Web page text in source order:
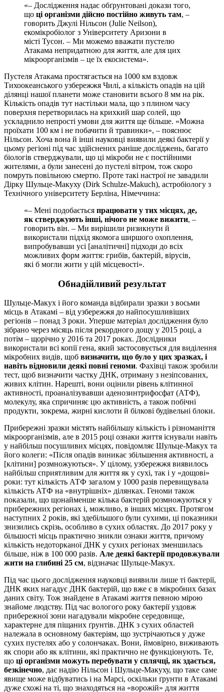
«– Дослідження надає обґрунтовані докази того,
що ці організми дійсно постійно живуть там, –
говорить Джулі Нільсон (Julie Neilson),
екомікробіолог з Університету Аризони в
місті Тусон. – Ми можемо вважати пустелю
Атакама непридатною для життя, але для цих
мікроорганізмів – це їх екосистема».
Пустеля Атакама простягається на 1000 км вздовж
Тихоокеанського узбережжя Чилі, а кількість опадів на цій
ділянці нашої планети може становити всього 8 мм на рік.
Кількість опадів тут настільки мала, що з плином часу
поверхня перетворилась на крихкий шар солей, що
ускладнило непрості умови для життя ще більше. «Можна
проїхати 100 км і не побачити й травинки», – пояснює
Нільсон. Хоча вона й інші науковці виявили деякі бактерії у
цьому регіоні під час здійснених раніше досліджень, багато
біологів стверджували, що ці мікроби не є постійними
жителями, а були занесені до пустелі вітром, тож скоро
помруть повільною смертю. Проте такі настрої не завадили
Дірку Шульце-Макуху (Dirk Schulze-Makuch), астробіологу з
Технічного університету Берліна, Німеччина:
«– Мені подобається працювати у тих місцях, де,
як стверджують інші, нічого не може вижити, –
говорить він. – Ми вирішили ризикнути й
використали підхід якомога ширшого охоплення,
випробувавши усі [аналітичні] підходи до всіх
можливих форм життя: грибів, бактерій, вірусів,
які б могли жити у цій місцевості».
Обнадійливий результат
Шульце-Макух і його команда відбирали зразки з восьми
місць в Атакамі – від узбережжя до найпосушливіших
регіонів – понад 3 роки. Уперше матеріал дослідження було
зібрано через місяць після рекордного дощу у 2015 році, а
потім – щорічно у 2016 та 2017 роках. Дослідники
використали всі копії гена, який застосовується для виділення
мікробних видів, щоб визначити, що було у цих зразках, і
навіть відновили деякі повні геноми. Фахівці також зробили
тест, щоб визначити частку ДНК, отриману з незіпсованих,
живих клітин. Нарешті, вони оцінили рівень клітинної
активності, проаналізувавши аденозинтрифосфат (АТФ),
молекулу, яка спричиняє цю активність, а також побічні
продукти, зокрема, жирні кислоти й білкові будівельні блоки.
Прибережні зразки містять найбільшу кількість і різноманіття
мікроорганізмів, але в 2015 році ознаки життя існували навіть
у найбільш посушливих місцях, повідомляє Шульце-Макух та
його колеги: «Після опадів виникає збільшення активності, а
[клітини] розмножуються». У цілому, узбережжя виявилось
найбільш сприятливим для життя як у сухі, так і у «дощові»
роки: тут кількість АТФ загалом у 1000 разів перевищувала
кількість АТФ на «внутрішніх» ділянках. Геноми також
показали, що щонайменше кілька бактерій розмножуються у
прибережних регіонах і, можливо, в інших місцях. Протягом
наступних 2 років, які здебільшого були сухими, ці показники
знизились скрізь, особливо в сухих областях. До 2017 року у
більшості місць практично зникли ознаки життя, причому
кількість недоторканої ДНК у сухих регіонах зменшилась
більше, ніж в 100 000 разів. Але деякі бактерії продовжували
жити на глибині 25 см, відзначає Шульце-Макух.
Під час цього дослідження науковці виявили лише ті бактерії,
ДНК яких нагадує ДНК бактерій, що вже є в мікробних базах
даних світу. Тож знайдене в Атакамі життя певною мірою
знайоме людству. Під час вологого року бактерії уздовж
прибережної зони нагадували мікробне середовище,
характерне для піщаних ґрунтів. ДНК з сухих областей
належала в основному бактеріям, що зустрічаються у дуже
сухих пустелях або у солончаках. Вони, ймовірно, виживають
як спори або як клітини, які практично не функціонують. Те,
що ці організми можуть перебувати у сплячці, як здається,
безкінечно, дає надію Нільсон і Шульце-Макуху, що таке саме
явище може відбуватись і на Марсі, оскільки ґрунти в Атакамі
дуже схожі на ті, що знаходяться на «ворожій» для життя